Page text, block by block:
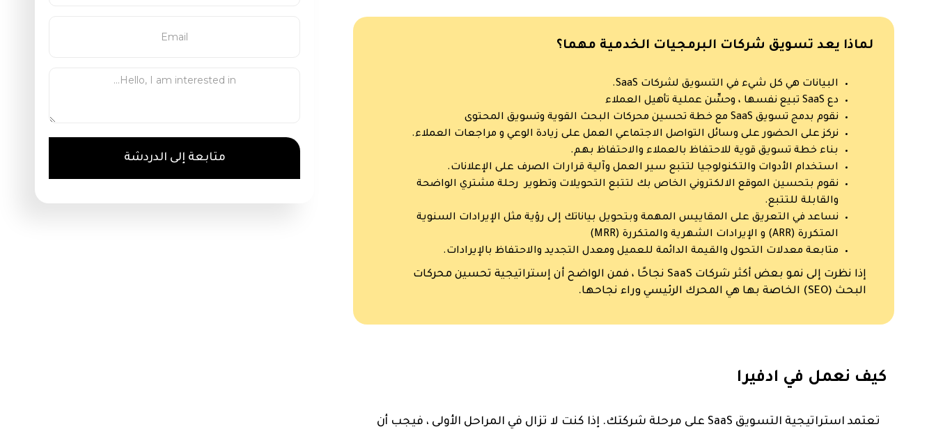
لماذا يعد تسويق شركات البرمجيات الخدمية مهما؟
البيانات هي كل شيء في التسويق لشركات SaaS.
دع SaaS تبيع نفسها ، وحسِّن عملية تأهيل العملاء
نقوم بدمج تسويق SaaS مع خطة تحسين محركات البحث القوية وتسويق المحتوى
نركز على الحضور على وسائل التواصل الاجتماعي العمل على زيادة الوعي و مراجعات العملاء.
بناء خطة تسويق قوية للاحتفاظ بالعملاء والاحتفاظ بهم.
استخدام الأدوات والتكنولوجيا لتتبع سير العمل وآلية قرارات الصرف على الإعلانات.
نقوم بتحسين الموقع الالكتروني الخاص بك لتتبع التحويلات وتطوير رحلة مشتري الواضحة
والقابلة للتتبع.
نساعد في التعريق على المقاييس المهمة وبتحويل بياناتك إلى رؤية مثل الإيرادات السنوية
المتكررة (ARR) و الإيرادات الشهرية والمتكررة (MRR)
متابعة معدلات التحول والقيمة الدائمة للعميل ومعدل التجديد والاحتفاظ بالإيرادات.
إذا نظرت إلى نمو بعض أكثر شركات SaaS نجاحًا ، فمن الواضح أن إستراتيجية تحسين محركات
البحث (SEO) الخاصة بها هي المحرك الرئيسي وراء نجاحها.
كيف نعمل في ادفيرا
تعتمد استراتيجية التسويق SaaS على مرحلة شركتك. إذا كنت لا تزال في المراحل الأولى ، فيجب أن